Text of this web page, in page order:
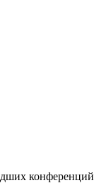
конференций